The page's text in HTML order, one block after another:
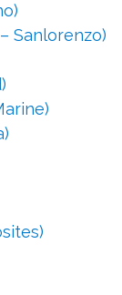
Sanlorenzo)